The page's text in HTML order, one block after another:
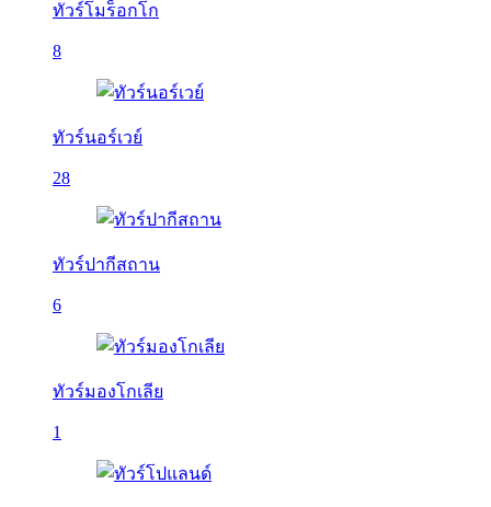
ทัวร์โมร็อกโก
8
ทัวร์นอร์เวย์
28
ทัวร์ปากีสถาน
6
ทัวร์มองโกเลีย
1